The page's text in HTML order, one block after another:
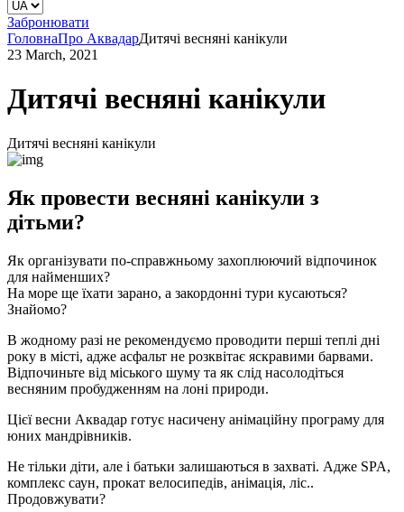
Забронювати
ГоловнаПро АквадарДитячі весняні канікули
23 March, 2021
Дитячі весняні канікули
Дитячі весняні канікули
Як провести весняні канікули з
дітьми?
Як організувати по-справжньому захоплюючий відпочинок
для найменших?
На море ще їхати зарано, а закордонні тури кусаються?
Знайомо?
В жодному разі не рекомендуємо проводити перші теплі дні
року в місті, адже асфальт не розквітає яскравими барвами.
Відпочиньте від міського шуму та як слід насолодіться
весняним пробудженням на лоні природи.
Цієї весни Аквадар готує насичену анімаційну програму для
юних мандрівників.
Не тільки діти, але і батьки залишаються в захваті. Адже SPA,
комплекс саун, прокат велосипедів, анімація, ліс..
Продовжувати?